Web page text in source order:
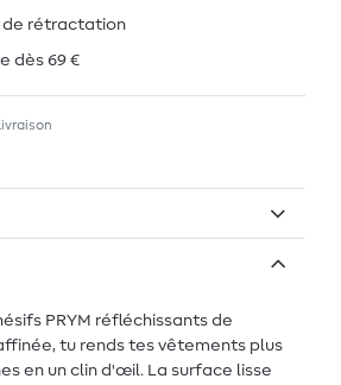
de rétractation
dès 69 €
PRYM réfléchissants de
tu rends tes vêtements plus
en un clin d'œil. La surface lisse